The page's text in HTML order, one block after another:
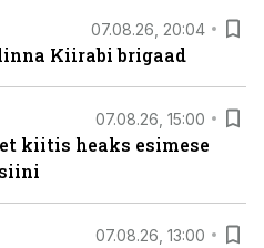
07.08.26, 20:04
Kiirabi brigaad
07.08.26, 15:00
kiitis heaks esimese
07.08.26, 13:00